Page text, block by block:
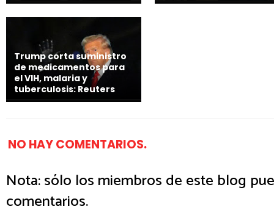
Trump corta suministro
de medicamentos para
el VIH, malaria y
tuberculosis: Reuters
NO HAY COMENTARIOS.
Nota: sólo los miembros de este blog
comentarios.